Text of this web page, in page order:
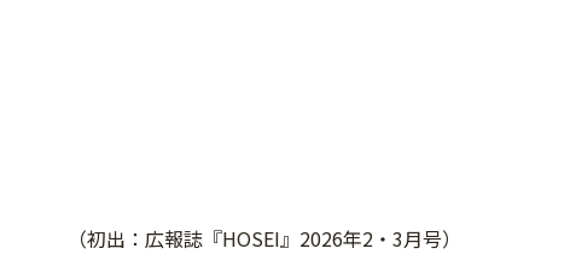
（初出：広報誌『HOSEI』2026年2・3月号）